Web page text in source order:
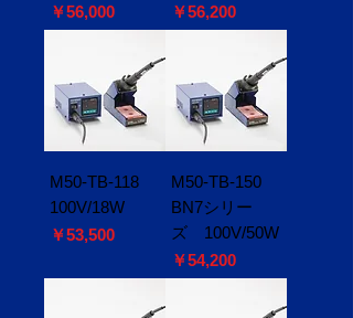
価格
￥56,000
価格
￥56,200
M50-TB-118
100V/18W
価格
￥53,500
M50-TB-150
BN7シリー
ズ 100V/50W
価格
￥54,200